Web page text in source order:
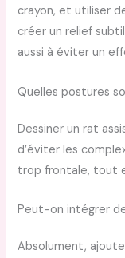
crayon, et utiliser
créer un relief
aussi à éviter un
Quelles postures
Dessiner un rat
d’éviter les
trop frontale, tout
Peut-on intégrer
Absolument,